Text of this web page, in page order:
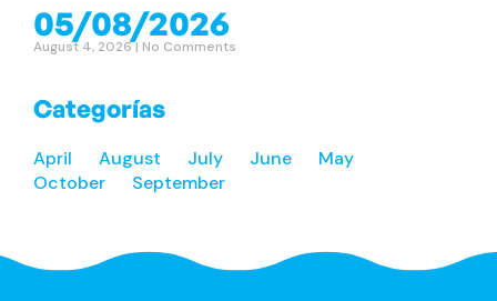
05/08/2026
August 4, 2026 No Comments
Categorías
April August July June
May
October
September